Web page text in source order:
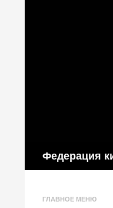
Федерация
ГЛАВНОЕ МЕНЮ